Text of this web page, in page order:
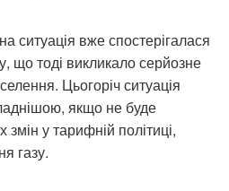
ситуація вже спостерігалася
що тоді викликало серйозне
Цьогоріч ситуація
якщо не буде
у тарифній політиці,
газу.